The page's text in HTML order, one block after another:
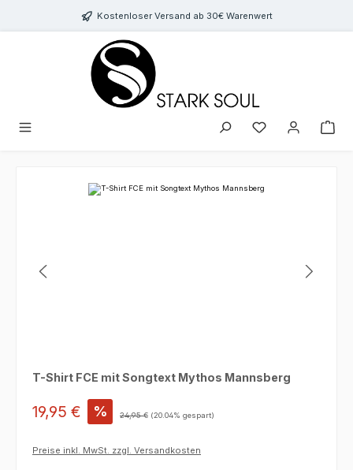
Zum Hauptinhalt springenKostenloser Versand ab 30€ Warenwert
Bildergalerie überspringen
T-Shirt FCE mit Songtext Mythos Mannsberg
19,95 € % Regulärer Preis:
24,95 € (20.04% gespart)
Preise inkl. MwSt. zzgl. Versandkosten